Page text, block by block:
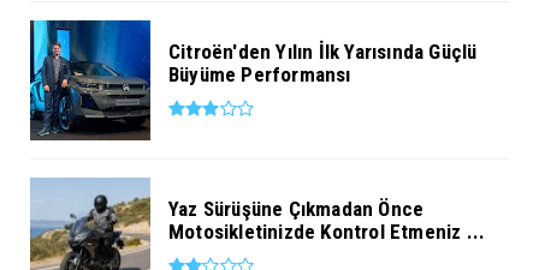
Citroën'den Yılın İlk Yarısında Güçlü
Büyüme Performansı
Yaz Sürüşüne Çıkmadan Önce
Motosikletinizde Kontrol Etmeniz ...